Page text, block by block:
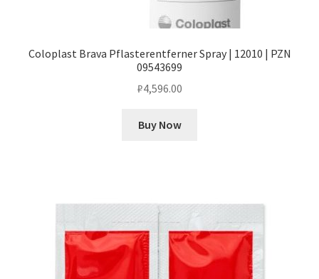
Coloplast Brava Pflasterentferner Spray | 12010 | PZN
09543699
₽4,596.00
Buy Now